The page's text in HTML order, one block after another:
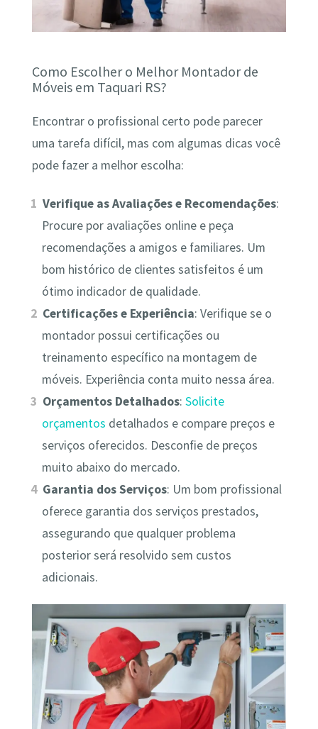
Como Escolher o Melhor Montador de
Móveis em Taquari RS?
Encontrar o profissional certo pode parecer
uma tarefa difícil, mas com algumas dicas você
pode fazer a melhor escolha:
Verifique as Avaliações e Recomendações:
Procure por avaliações online e peça
recomendações a amigos e familiares. Um
bom histórico de clientes satisfeitos é um
ótimo indicador de qualidade.
Certificações e Experiência: Verifique se o
montador possui certificações ou
treinamento específico na montagem de
móveis. Experiência conta muito nessa área.
Orçamentos Detalhados:Solicite
orçamentos detalhados e compare preços e
serviços oferecidos. Desconfie de preços
muito abaixo do mercado.
Garantia dos Serviços: Um bom profissional
oferece garantia dos serviços prestados,
assegurando que qualquer problema
posterior será resolvido sem custos
adicionais.